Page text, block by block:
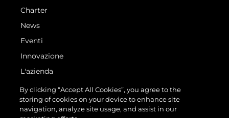
Charter
News
Eventi
Innovazione
L'azienda
Il Team
Lifestyle
By clicking “Accept All Cookies”, you agree to the
storing of cookies on your device to enhance site
navigation, analyze site usage, and assist in our